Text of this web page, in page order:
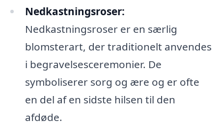
Nedkastningsroser:
Nedkastningsroser er en særlig
blomsterart, der traditionelt anvendes
i begravelsesceremonier. De
symboliserer sorg og ære og er ofte
en del af en sidste hilsen til den
afdøde.